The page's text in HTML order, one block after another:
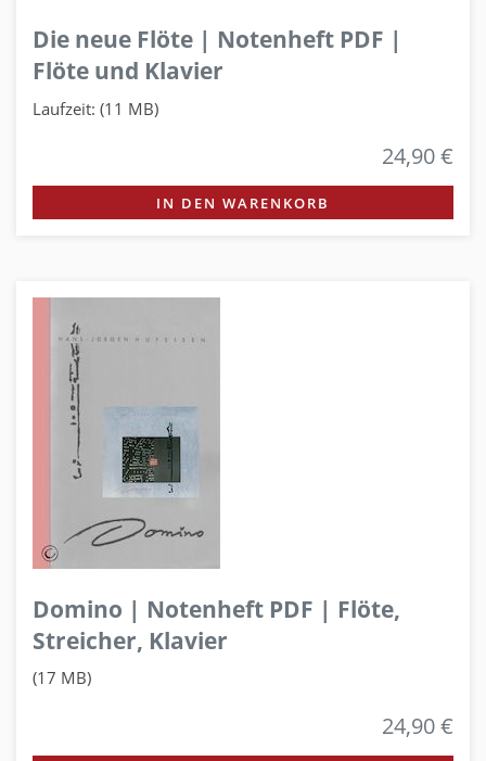
Die neue Flöte | Notenheft PDF |
Flöte und Klavier
Laufzeit: (11 MB)
24,90 €
IN DEN WARENKORB
Domino | Notenheft PDF | Flöte,
Streicher, Klavier
(17 MB)
24,90 €